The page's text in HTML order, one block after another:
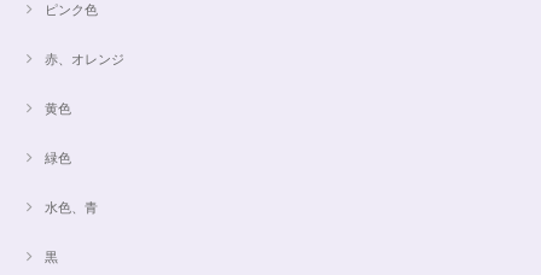
ピンク色
赤、オレンジ
黄色
緑色
水色、青
黒